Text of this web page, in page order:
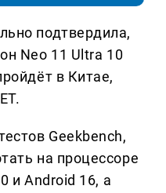
подтвердила,
Neo 11 Ultra 10
в Китае,
Geekbench,
на процессоре
и Android 16, а